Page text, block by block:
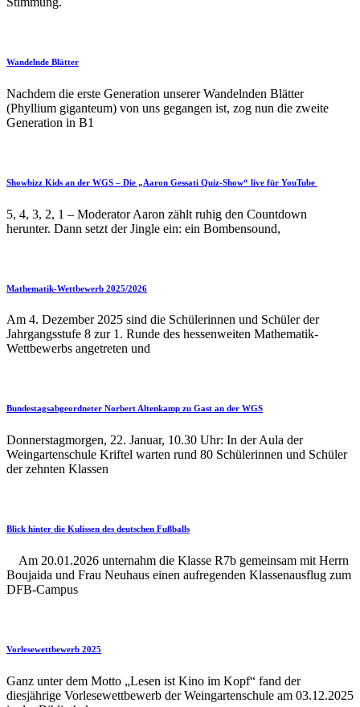
Wandelnde Blätter
Nachdem die erste Generation unserer Wandelnden Blätter
(Phyllium giganteum) von uns gegangen ist, zog nun die zweite
Generation in B1
Showbizz Kids an der WGS – Die „Aaron Gessati Quiz-Show“ live für YouTube
5, 4, 3, 2, 1 – Moderator Aaron zählt ruhig den Countdown
herunter. Dann setzt der Jingle ein: ein Bombensound,
Mathematik-Wettbewerb 2025/2026
Am 4. Dezember 2025 sind die Schülerinnen und Schüler der
Jahrgangsstufe 8 zur 1. Runde des hessenweiten Mathematik-
Wettbewerbs angetreten und
Bundestagsabgeordneter Norbert Altenkamp zu Gast an der WGS
Donnerstagmorgen, 22. Januar, 10.30 Uhr: In der Aula der
Weingartenschule Kriftel warten rund 80 Schülerinnen und Schüler
der zehnten Klassen
Blick hinter die Kulissen des deutschen Fußballs
Am 20.01.2026 unternahm die Klasse R7b gemeinsam mit Herrn
Boujaida und Frau Neuhaus einen aufregenden Klassenausflug zum
DFB-Campus
Vorlesewettbewerb 2025
Ganz unter dem Motto „Lesen ist Kino im Kopf“ fand der
diesjährige Vorlesewettbewerb der Weingartenschule am 03.12.2025